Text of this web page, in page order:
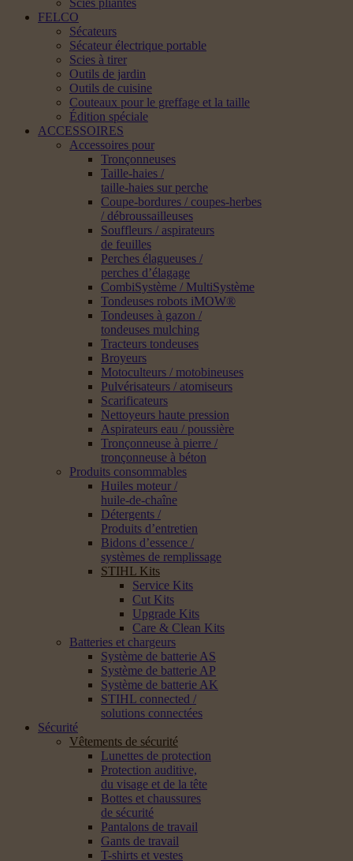
Scies pliantes
FELCO
Sécateurs
Sécateur électrique portable
Scies à tirer
Outils de jardin
Outils de cuisine
Couteaux pour le greffage et la taille
Édition spéciale
ACCESSOIRES
Accessoires pour
Tronçonneuses
Taille-haies /
taille-haies sur perche
Coupe-bordures / coupes-herbes
/ débroussailleuses
Souffleurs / aspirateurs
de feuilles
Perches élagueuses /
perches d’élagage
CombiSystème / MultiSystème
Tondeuses robots iMOW®
Tondeuses à gazon /
tondeuses mulching
Tracteurs tondeuses
Broyeurs
Motoculteurs / motobineuses
Pulvérisateurs / atomiseurs
Scarificateurs
Nettoyeurs haute pression
Aspirateurs eau / poussière
Tronçonneuse à pierre /
tronçonneuse à béton
Produits consommables
Huiles moteur /
huile-de-chaîne
Détergents /
Produits d’entretien
Bidons d’essence /
systèmes de remplissage
STIHL Kits
Service Kits
Cut Kits
Upgrade Kits
Care & Clean Kits
Batteries et chargeurs
Système de batterie AS
Système de batterie AP
Système de batterie AK
STIHL connected /
solutions connectées
Sécurité
Vêtements de sécurité
Lunettes de protection
Protection auditive,
du visage et de la tête
Bottes et chaussures
de sécurité
Pantalons de travail
Gants de travail
T-shirts et vestes